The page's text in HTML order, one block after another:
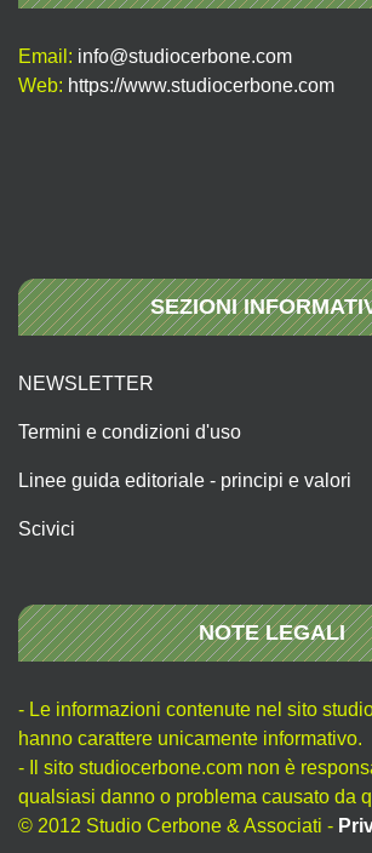
Email: info@studiocerbone.com
Web: https://www.studiocerbone.com
SEZIONI
NEWSLETTER
Termini e condizioni d'uso
Linee guida editoriale - principi e valori
Scivici
NOTE LEGALI
- Le informazioni contenute nel sito
hanno carattere unicamente informativo.
- Il sito studiocerbone.com non è
qualsiasi danno o problema causato da
© 2012 Studio Cerbone & Associati -